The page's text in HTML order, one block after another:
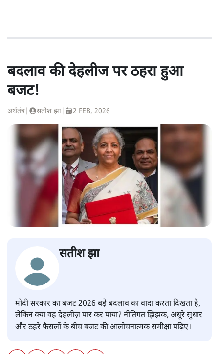
बदलाव की देहलीज पर ठहरा हुआ
बजट!
अर्थतंत्र सतीश झा 2 FEB, 2026
सतीश झा
मोदी सरकार का बजट 2026 बड़े बदलाव का वादा करता दिखता है,
लेकिन क्या वह देहलीज़ पार कर पाया? नीतिगत झिझक, अधूरे सुधार
और ठहरे फैसलों के बीच बजट की आलोचनात्मक समीक्षा पढ़िए।